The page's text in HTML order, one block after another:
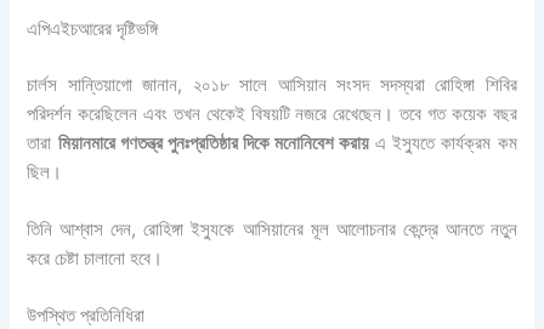
এপিএইচআরের দৃষ্টিভঙ্গি
চার্লস সান্তিয়াগো জানান, ২০১৮ সালে আসিয়ান সংসদ সদস্যরা রোহিঙ্গা শিবির
পরিদর্শন করেছিলেন এবং তখন থেকেই বিষয়টি নজরে রেখেছেন। তবে গত কয়েক বছর
তারা মিয়ানমারে গণতন্ত্র পুনঃপ্রতিষ্ঠার দিকে মনোনিবেশ করায় এ ইস্যুতে কার্যক্রম কম
ছিল।
তিনি আশ্বাস দেন, রোহিঙ্গা ইস্যুকে আসিয়ানের মূল আলোচনার কেন্দ্রে আনতে নতুন
করে চেষ্টা চালানো হবে।
উপস্থিত প্রতিনিধিরা